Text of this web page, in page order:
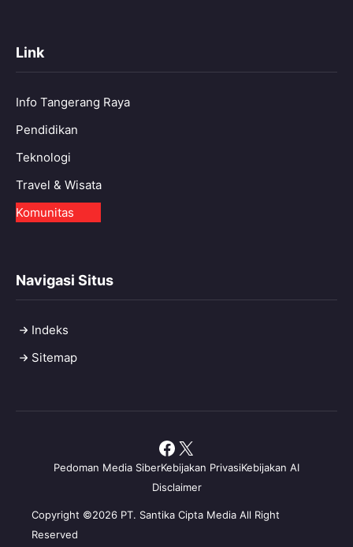
Link
Info Tangerang Raya
Pendidikan
Teknologi
Travel & Wisata
Komunitas
Navigasi Situs
Indeks
Sitemap
Copyright ©2026 PT. Santika Cipta Media All Right
Reserved
Pedoman Media SiberKebijakan PrivasiKebijakan AI
Disclaimer
Facebook
X